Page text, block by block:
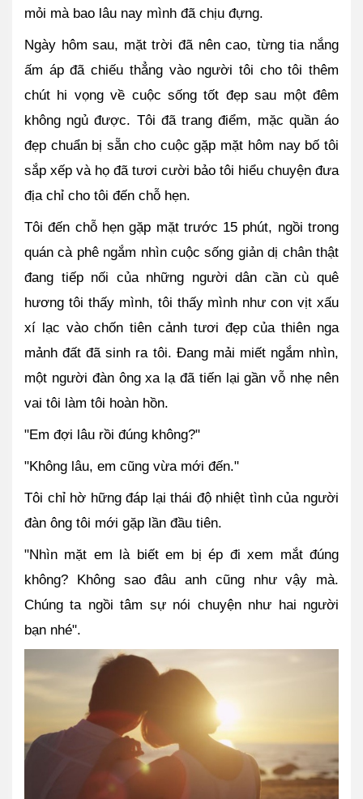
mỏi mà bao lâu nay mình đã chịu đựng.
Ngày hôm sau, mặt trời đã nên cao, từng tia nắng
ấm áp đã chiếu thẳng vào người tôi cho tôi thêm
chút hi vọng về cuộc sống tốt đẹp sau một đêm
không ngủ được. Tôi đã trang điểm, mặc quần áo
đẹp chuẩn bị sẵn cho cuộc gặp mặt hôm nay bố tôi
sắp xếp và họ đã tươi cười bảo tôi hiểu chuyện đưa
địa chỉ cho tôi đến chỗ hẹn.
Tôi đến chỗ hẹn gặp mặt trước 15 phút, ngồi trong
quán cà phê ngắm nhìn cuộc sống giản dị chân thật
đang tiếp nối của những người dân cần cù quê
hương tôi thấy mình, tôi thấy mình như con vịt xấu
xí lạc vào chốn tiên cảnh tươi đẹp của thiên nga
mảnh đất đã sinh ra tôi. Đang mải miết ngắm nhìn,
một người đàn ông xa lạ đã tiến lại gần vỗ nhẹ nên
vai tôi làm tôi hoàn hồn.
"Em đợi lâu rồi đúng không?"
"Không lâu, em cũng vừa mới đến."
Tôi chỉ hờ hững đáp lại thái độ nhiệt tình của người
đàn ông tôi mới gặp lần đầu tiên.
"Nhìn mặt em là biết em bị ép đi xem mắt đúng
không? Không sao đâu anh cũng như vậy mà.
Chúng ta ngồi tâm sự nói chuyện như hai người
bạn nhé".